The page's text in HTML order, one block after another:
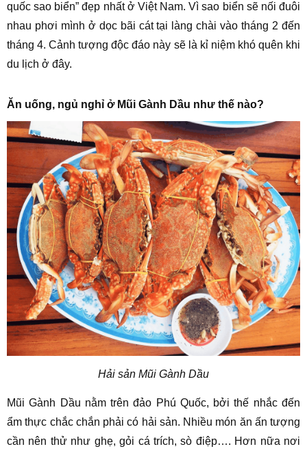
quốc sao biển” đẹp nhất ở Việt Nam. Vì sao biển sẽ nối đuôi
nhau phơi mình ở dọc bãi cát tại làng chài vào tháng 2 đến
tháng 4. Cảnh tượng độc đáo này sẽ là kỉ niệm khó quên khi
du lịch ở đây.
Ăn uống, ngủ nghỉ ở Mũi Gành Dầu như thế nào?
Hải sản Mũi Gành Dầu
Mũi Gành Dầu nằm trên đảo Phú Quốc, bởi thế nhắc đến
ẩm thực chắc chắn phải có hải sản. Nhiều món ăn ấn tượng
cần nên thử như ghẹ, gỏi cá trích, sò điệp…. Hơn nữa nơi